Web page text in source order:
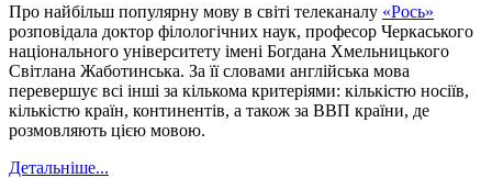
Про найбільш популярну мову в світі телеканалу «Рось»
розповідала доктор філологічних наук, професор Черкаського
національного університету імені Богдана Хмельницького
Світлана Жаботинська. За її словами англійська мова
перевершує всі інші за кількома критеріями: кількістю носіїв,
кількістю країн, континентів, а також за ВВП країни, де
розмовляють цією мовою.
Детальніше...